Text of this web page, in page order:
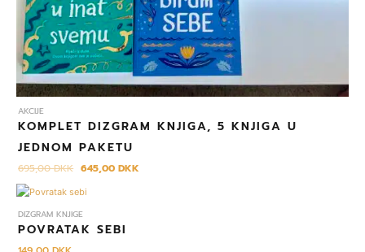
AKCIJE
KOMPLET DIZGRAM KNJIGA, 5 KNJIGA U
JEDNOM PAKETU
695,00DKK 645,00DKK
DIZGRAM KNJIGE
POVRATAK SEBI